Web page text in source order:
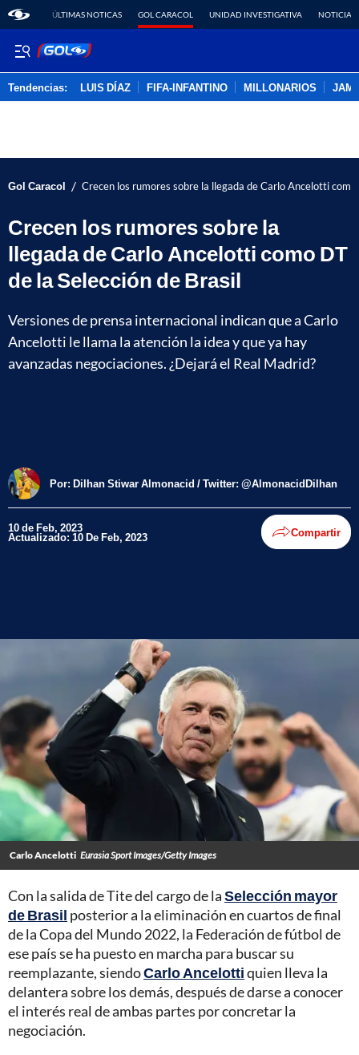
ÚLTIMAS NOTICAS GOL CARACOL UNIDAD INVESTIGATIVA NOTICIAS
Tendencias: LUIS DÍAZ FIFA-INFANTINO MILLONARIOS
Gol Caracol / Crecen los rumores sobre la llegada de Carlo Ancelotti como
Crecen los rumores sobre la
llegada de Carlo Ancelotti como DT
de la Selección de Brasil
Versiones de prensa internacional indican que a Carlo
Ancelotti le llama la atención la idea y que ya hay
avanzadas negociaciones. ¿Dejará el Real Madrid?
Por: Dilhan Stiwar Almonacid / Twitter: @AlmonacidDilhan
10 de Feb, 2023
Actualizado: 10 De Feb, 2023 Compartir
Carlo Ancelotti Eurasia Sport Images/Getty Images
Con la salida de Tite del cargo de laSelección mayor
de Brasil posterior a la eliminación en cuartos de final
de la Copa del Mundo 2022, la Federación de fútbol de
ese país se ha puesto en marcha para buscar su
reemplazante, siendoCarlo Ancelottiquien lleva la
delantera sobre los demás, después de darse a conocer
el interés real de ambas partes por concretar la
negociación.